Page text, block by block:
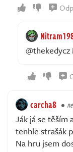
carcha8
Ják já se těším
tenhle strašák
Na hru jsem